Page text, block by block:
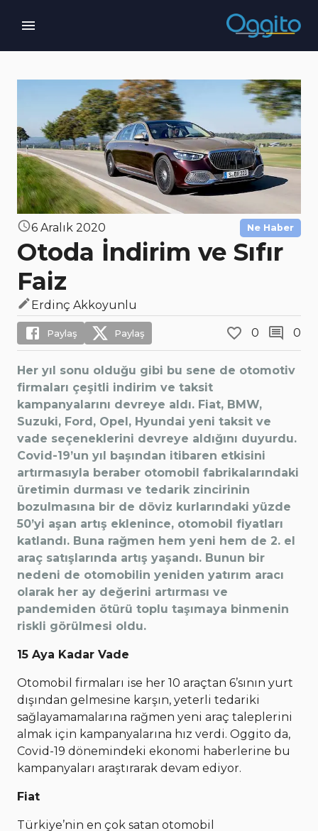
6 Aralık 2020 Ne Haber
Otoda İndirim ve Sıfır
Faiz
Erdinç Akkoyunlu
Paylaş Paylaş 0 0
Her yıl sonu olduğu gibi bu sene de otomotiv
firmaları çeşitli indirim ve taksit
kampanyalarını devreye aldı. Fiat, BMW,
Suzuki, Ford, Opel, Hyundai yeni taksit ve
vade seçeneklerini devreye aldığını duyurdu.
Covid-19’un yıl başından itibaren etkisini
artırmasıyla beraber otomobil fabrikalarındaki
üretimin durması ve tedarik zincirinin
bozulmasına bir de döviz kurlarındaki yüzde
50’yi aşan artış eklenince, otomobil fiyatları
katlandı. Buna rağmen hem yeni hem de 2. el
araç satışlarında artış yaşandı. Bunun bir
nedeni de otomobilin yeniden yatırım aracı
olarak her ay değerini artırması ve
pandemiden ötürü toplu taşımaya binmenin
riskli görülmesi oldu.
15 Aya Kadar Vade
Otomobil firmaları ise her 10 araçtan 6’sının yurt
dışından gelmesine karşın, yeterli tedariki
sağlayamamalarına rağmen yeni araç taleplerini
almak için kampanyalarına hız verdi. Oggito da,
Covid-19 dönemindeki ekonomi haberlerine bu
kampanyaları araştırarak devam ediyor.
Fiat
Türkiye’nin en çok satan otomobil